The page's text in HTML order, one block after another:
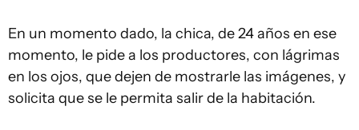
En un momento dado, la chica, de 24 años en ese
momento, le pide a los productores, con lágrimas
en los ojos, que dejen de mostrarle las imágenes, y
solicita que se le permita salir de la habitación.